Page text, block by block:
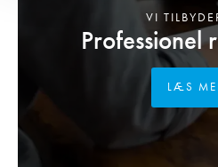
Professionel
VI
LÆS